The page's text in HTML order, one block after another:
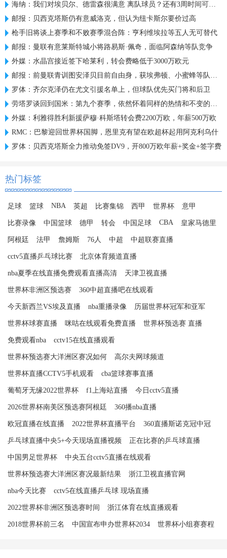
海纳：我们对埃贝尔、德雷森很满意 离队球员？还有3周时间可操作
邮报：贝西克塔斯仍有意威洛克，但认为纽卡斯尔要价过高
枪手旧将谈上赛季和不败赛季混合阵：亨利维埃拉等五人无可替代
邮报：曼联有意莱斯特城小将路易斯·佩奇，面临阿森纳等队竞争
外媒：水晶宫接近签下哈莱利，转会费略低于3000万欧元
邮报：前曼联青训图安泽贝目前自由身，获埃弗顿、小蜜蜂等队关注
罗体：齐尔克泽仍在尤文引援名单上，但球队优先买门将和后卫
劳塔罗谈回到国米：第九个赛季，依然怀着同样的热情和不变的雄心
外媒：利雅得胜利新援萨穆·科斯塔转会费2200万欧，年薪500万欧
RMC：巴黎迎回世界杯国脚，恩里克有望在欧超杯起用阿克利乌什
罗体：贝西克塔斯全力推动免签DV9，开800万欧年薪+奖金+签字费
热门标签
足球 篮球 NBA 英超 比赛集锦 西甲 世界杯 意甲
比赛录像 中国篮球 德甲 转会 中国足球 CBA 皇家马德里
阿根廷 法甲 詹姆斯 76人 中超 中超联赛直播
cctv5直播乒乓球比赛 北京体育频道直播
nba夏季在线直播免费观看直播高清 天津卫视直播
世界杯非洲区预选赛 360中超直播吧在线观看
今天新西兰VS埃及直播 nba重播录像 历届世界杯冠军和亚军
世界杯球赛直播 咪咕在线观看免费直播 世界杯预选赛 直播
免费观看nba cctv15在线直播观看
世界杯预选赛大洋洲区赛况如何 高尔夫网球频道
世界杯直播CCTV5手机观看 cba篮球赛事直播
葡萄牙无缘2022世界杯 f1上海站直播 今日cctv5直播
2026世界杯南美区预选赛阿根廷 360播nba直播
欧冠直播在线直播 2022世界杯直播平台 360直播斯诺克冠中冠
乒乓球直播中央5+今天现场直播视频 正在比赛的乒乓球直播
中国男足世界杯 中央五台cctv5直播在线观看
世界杯预选赛大洋洲区赛况最新结果 浙江卫视直播官网
nba今天比赛 cctv5在线直播乒乓球 现场直播
2022世界杯非洲区预选赛时间 浙江体育在线直播观看
2018世界杯前三名 中国宣布申办世界杯2034 世界杯小组赛赛程